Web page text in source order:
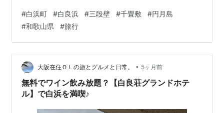
#白浜町 #白良浜 #三段壁 #千畳敷 #円月島
#和歌山県 #旅行
大阪在住ＯＬの旅とグルメと日常。 • 5ヶ月前
無料でワイン飲み放題？【白良荘グランドホテ
ル】で白浜を満喫♪